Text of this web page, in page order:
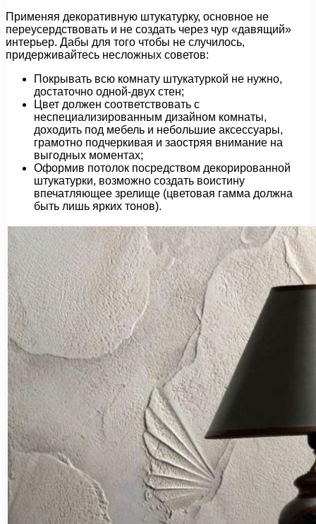
Применяя декоративную штукатурку, основное не
переусердствовать и не создать через чур «давящий»
интерьер. Дабы для того чтобы не случилось,
придерживайтесь несложных советов:
Покрывать всю комнату штукатуркой не нужно,
достаточно одной-двух стен;
Цвет должен соответствовать с
неспециализированным дизайном комнаты,
доходить под мебель и небольшие аксессуары,
грамотно подчеркивая и заостряя внимание на
выгодных моментах;
Оформив потолок посредством декорированной
штукатурки, возможно создать воистину
впечатляющее зрелище (цветовая гамма должна
быть лишь ярких тонов).